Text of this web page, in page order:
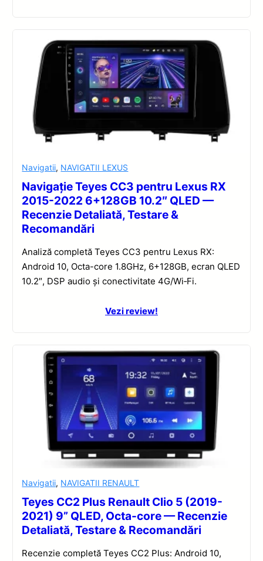
Navigatii, NAVIGATII LEXUS
Navigație Teyes CC3 pentru Lexus RX
2015-2022 6+128GB 10.2″ QLED —
Recenzie Detaliată, Testare &
Recomandări
Analiză completă Teyes CC3 pentru Lexus RX:
Android 10, Octa-core 1.8GHz, 6+128GB, ecran QLED
10.2″, DSP audio și conectivitate 4G/Wi‑Fi.
Vezi review!
Navigatii, NAVIGATII RENAULT
Teyes CC2 Plus Renault Clio 5 (2019-
2021) 9” QLED, Octa-core — Recenzie
Detaliată, Testare & Recomandări
Recenzie completă Teyes CC2 Plus: Android 10,